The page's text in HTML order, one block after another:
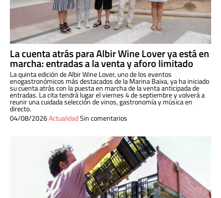
La cuenta atrás para Albir Wine Lover ya está en
marcha: entradas a la venta y aforo limitado
La quinta edición de Albir Wine Lover, uno de los eventos
enogastronómicos más destacados de la Marina Baixa, ya ha iniciado
su cuenta atrás con la puesta en marcha de la venta anticipada de
entradas. La cita tendrá lugar el viernes 4 de septiembre y volverá a
reunir una cuidada selección de vinos, gastronomía y música en
directo.
04/08/2026ActualidadSin comentarios